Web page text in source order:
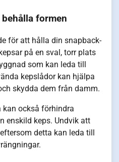
formen
för att hålla din snapback-
på en sval, torr plats
som kan leda till
kepslådor kan hjälpa
skydda dem från damm.
kan också förhindra
enskild keps. Undvik att
detta kan leda till